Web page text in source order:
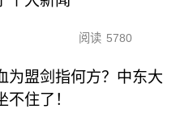
阅读 5780
为盟剑指何方？中东大
不住了！